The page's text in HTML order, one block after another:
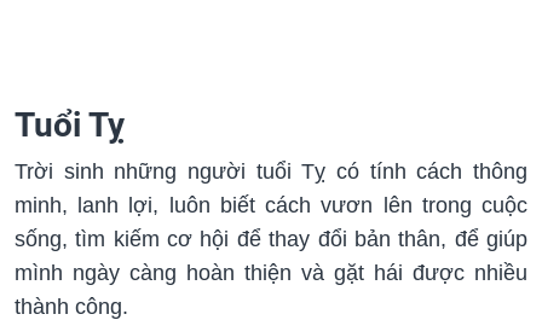
Tuổi Tỵ
Trời sinh những người tuổi Tỵ có tính cách thông
minh, lanh lợi, luôn biết cách vươn lên trong cuộc
sống, tìm kiếm cơ hội để thay đổi bản thân, để giúp
mình ngày càng hoàn thiện và gặt hái được nhiều
thành công.